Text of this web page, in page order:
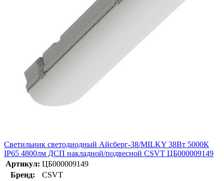
Светильник светодиодный Айсберг-38/MILKY 38Вт 5000К
IP65 4800лм ДСП накладной/подвесной CSVT ЦБ000009149
Артикул: ЦБ000009149
Бренд:
CSVT